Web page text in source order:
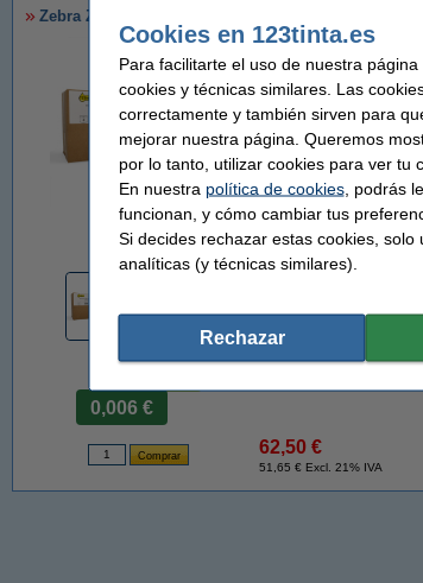
Zebra Z-Perform 1000T (880026-050) 102 x 51 mm (4
¡Ahorra casi un30%
123tinta reemplaza la
¡Verás la diferencia en
Este producto marca
Características
Tipo de impresora:
Marca:
Uso:
Etiquetas por rollo::
Consejo
Le recomendamos
0,006 €
62,50 €
51,65 € Excl. 21% IVA
Cookies en 123tinta.es
Para facilitarte el uso de nuestra
cookies y técnicas similares. Las
correctamente y también sirven para
mejorar nuestra página. Queremos
por lo tanto, utilizar cookies para ver tu
En nuestra política de cookies, podrás
funcionan, y cómo cambiar tus
Si decides rechazar estas cookies,
analíticas (y técnicas similares).
Rechazar